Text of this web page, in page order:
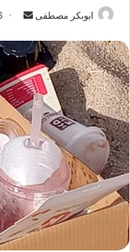
ابوبكر مصطفى
س
ل
ب
ر
ي
د
إ
ل
ك
ت